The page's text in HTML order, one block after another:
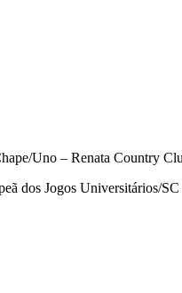
Uno – Renata Country
dos Jogos Universitários/